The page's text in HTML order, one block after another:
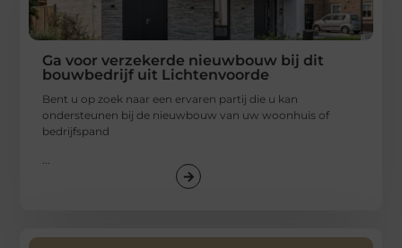
Ga voor verzekerde nieuwbouw bij dit
bouwbedrijf uit Lichtenvoorde
Bent u op zoek naar een ervaren partij die u kan
ondersteunen bij de nieuwbouw van uw woonhuis of
bedrijfspand
...